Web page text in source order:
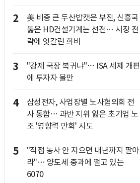
2
美 비중 큰 두산밥캣은 부진, 신흥국
뚫은 HD건설기계는 선전… 시장 전
략에 엇갈린 희비
3
"강제 국장 복귀냐"… ISA 세제 개편
에 투자자 불만
4
삼성전자, 사업장별 노사협의회 전
사 통합… 과반 지위 잃은 초기업 노
조 '영향력 만회' 시도
5
"직접 농사 안 지으면 내년까지 팔아
라"… 양도세 중과에 떨고 있는
6070